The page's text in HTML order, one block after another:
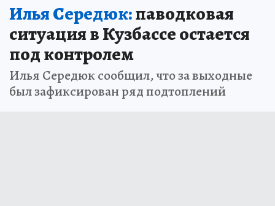
Илья Середюк:паводковая
ситуация в Кузбассе остается
под контролем
Илья Середюк сообщил, что за выходные
был зафиксирован ряд подтоплений